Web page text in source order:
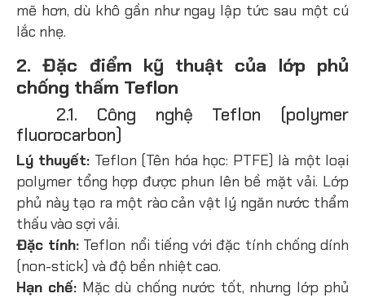
mẽ hơn, dù khô gần như ngay lập tức sau một cú
lắc nhẹ.
2. Đặc điểm kỹ thuật của lớp phủ
chống thấm Teflon
2.1. Công nghệ Teflon (polymer
fluorocarbon)
Lý thuyết: Teflon (Tên hóa học: PTFE) là một loại
polymer tổng hợp được phun lên bề mặt vải. Lớp
phủ này tạo ra một rào cản vật lý ngăn nước thẩm
thấu vào sợi vải.
Đặc tính: Teflon nổi tiếng với đặc tính chống dính
(non-stick) và độ bền nhiệt cao.
Hạn chế: Mặc dù chống nước tốt, nhưng lớp phủ